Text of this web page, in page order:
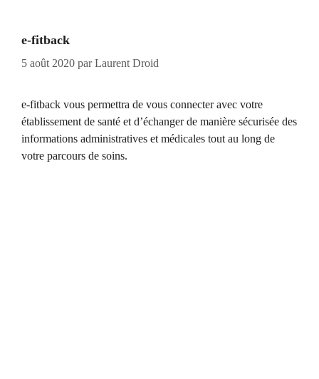
e-fitback
5 août 2020 parLaurent Droid
e-fitback vous permettra de vous connecter avec votre
établissement de santé et d’échanger de manière sécurisée des
informations administratives et médicales tout au long de
votre parcours de soins.